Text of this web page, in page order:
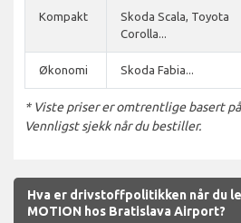
Kompakt
Skoda Scala, Toyota
Corolla...
Økonomi Skoda Fabia...
* Viste priser er omtrentlige basert
Vennligst sjekk når du bestiller.
Hva er drivstoffpolitikken når du
MOTION hos Bratislava Airport?